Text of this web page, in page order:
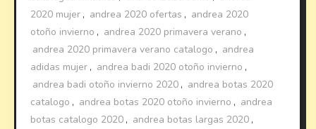
2020 mujer , andrea 2020 ofertas , andrea 2020
otoño invierno , andrea 2020 primavera verano ,
andrea 2020 primavera verano catalogo , andrea
adidas mujer , andrea badi 2020 otoño invierno ,
andrea badi otoño invierno 2020 , andrea botas 2020
catalogo , andrea botas 2020 otoño invierno , andrea
botas catalogo 2020 , andrea botas largas 2020 ,